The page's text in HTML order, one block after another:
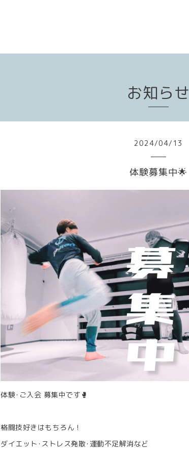
お知らせ
2024/04/ 13
体験募集中🌟
体験･ご入会 募集中です🥊
格闘技好きはもちろん！
ダイエット･ストレス発散･運動不足解消など